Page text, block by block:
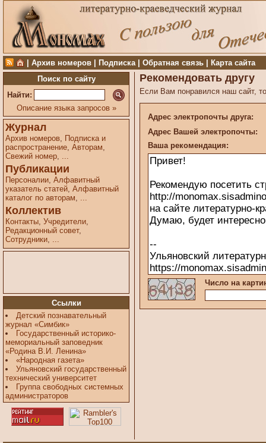
Архив номеров Подписка| Обратная связь
Карта сайта
Поиск по сайту
Найти:
Описание языка запросов »
Журнал
Архив номеров, Подписка и
распространение, Авторам,
Свежий номер, ...
Публикации
Персоналии, Алфавитный
указатель статей, Алфавитный
каталог по авторам, ...
Коллектив
Контакты, Учредители,
Редакционный совет,
Сотрудники, ...
Ссылки
Детский познавательный
журнал «Симбик»
Государственный историко-
мемориальный заповедник
«Родина В.И. Ленина»
«Народная газета»
Ульяновский государственный
технический университет
Группа свободных системных
администраторов
Рекомендовать другу
Если Вам понравился наш сайт,
Адрес электропочты друга:
Адрес Вашей электропочты:
Ваша рекомендация:
Число на